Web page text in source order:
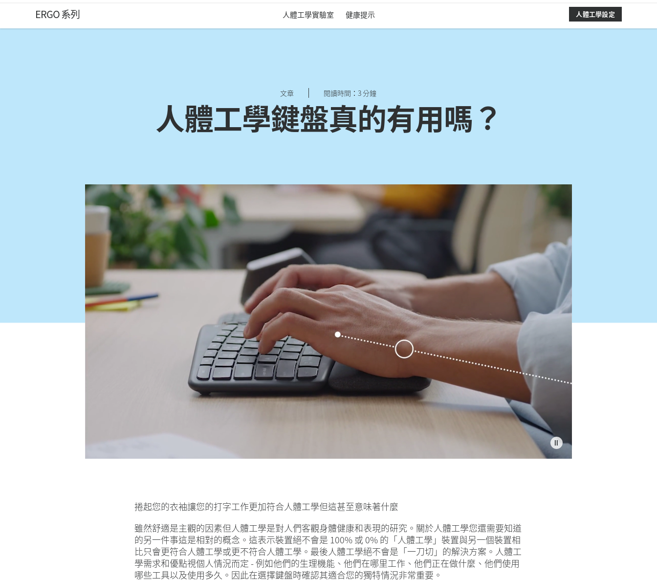
人ERGO 系列 人體工學實驗室 健康提示 人體工學設定
文章 閱讀時間：3 分鐘
人體工學鍵盤真的有用嗎？
捲起您的衣袖讓您的打字工作更加符合人體工學但這甚至意味著什麼
雖然舒適是主觀的因素但人體工學是對人們客觀身體健康和表現的研究。關於人體工學您還需要知道
的另一件事這是相對的概念。這表示裝置絕不會是 100% 或 0% 的「人體工學」裝置與另一個裝置相
比只會更符合人體工學或更不符合人體工學。最後人體工學絕不會是「一刀切」的解決方案。人體工
學需求和優點視個人情況而定 - 例如他們的生理機能、他們在哪里工作、他們正在做什麼、他們使用
哪些工具以及使用多久。因此在選擇鍵盤時確認其適合您的獨特情況非常重要。